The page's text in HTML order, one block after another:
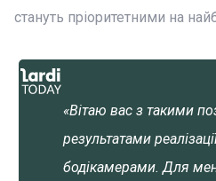
стануть пріоритетними на
«Вітаю вас з такими
результатами
бодікамерами. Для